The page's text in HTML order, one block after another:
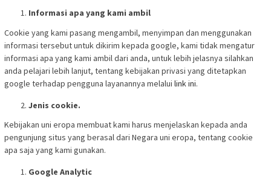
Informasi apa yang kami ambil
Cookie yang kami pasang mengambil, menyimpan dan menggunakan
informasi tersebut untuk dikirim kepada google, kami tidak mengatur
informasi apa yang kami ambil dari anda, untuk lebih jelasnya silahkan
anda pelajari lebih lanjut, tentang kebijakan privasi yang ditetapkan
google terhadap pengguna layanannya melalui link ini.
Jenis cookie.
Kebijakan uni eropa membuat kami harus menjelaskan kepada anda
pengunjung situs yang berasal dari Negara uni eropa, tentang cookie
apa saja yang kami gunakan.
Google Analytic